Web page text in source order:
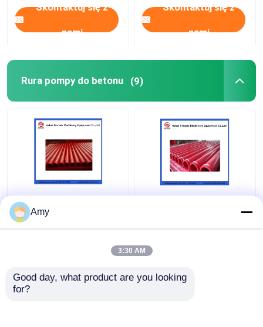
Akcesoria do pomp betonowych
Skontaktuj się z
nami
Skontaktuj się z
nami
Rura pompy do betonu (9)
Skontaktuj się z Skontaktuj się z
Amy
3:30 AM
Good day, what product are you looking
for?